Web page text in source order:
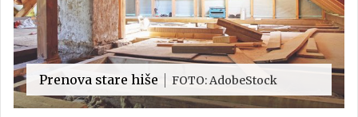
Prenova stare hiše FOTO: AdobeStock